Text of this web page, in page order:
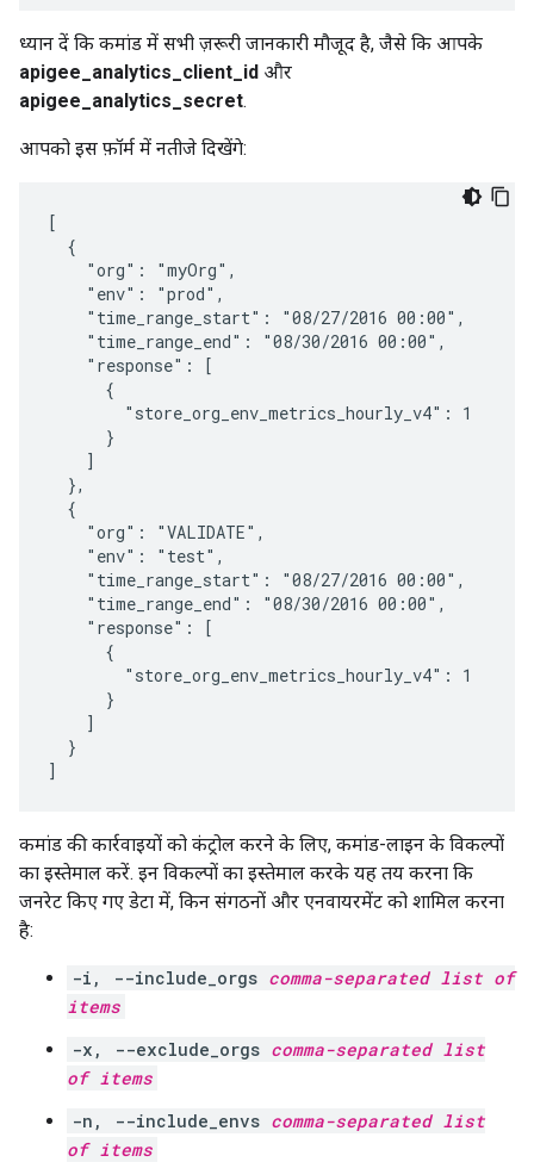
ध्यान दें कि कमांड में सभी ज़रूरी जानकारी मौजूद है, जैसे कि आपके
apigee_analytics_client_id और
apigee_analytics_secret.
आपको इस फ़ॉर्म में नतीजे दिखेंगे:
[
  {
    "org": "myOrg",
    "env": "prod",
    "time_range_start": "08/27/2016 00:00",
    "time_range_end": "08/30/2016 00:00",
    "response": [
      {
        "store_org_env_metrics_hourly_v4": 1
      }
    ]
  },
  {
    "org": "VALIDATE",
    "env": "test",
    "time_range_start": "08/27/2016 00:00",
    "time_range_end": "08/30/2016 00:00",
    "response": [
      {
        "store_org_env_metrics_hourly_v4": 1
      }
    ]
  }
]
कमांड की कार्रवाइयों को कंट्रोल करने के लिए, कमांड-लाइन के विकल्पों
का इस्तेमाल करें. इन विकल्पों का इस्तेमाल करके यह तय करना कि
जनरेट किए गए डेटा में, किन संगठनों और एनवायरमेंट को शामिल करना
है:
-i, --include_orgs comma-separated list of
items
-x, --exclude_orgs comma-separated list
of items
-n, --include_envs comma-separated list
of items